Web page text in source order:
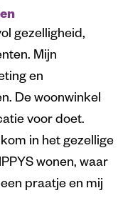
gezelligheid,
Mijn
en
De woonwinkel
voor doet.
in het gezellige
wonen, waar
praatje en mij